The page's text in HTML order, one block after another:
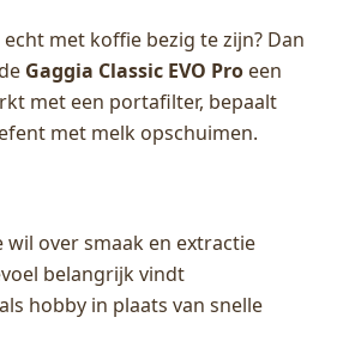
met koffie bezig te zijn? Dan
Gaggia Classic EVO Pro een
met een portafilter, bepaalt
met melk opschuimen.
over smaak en extractie
belangrijk vindt
hobby in plaats van snelle